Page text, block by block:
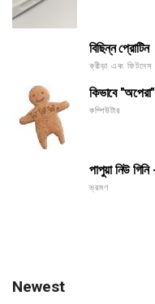
বিছিন্ন প্রোটিন
ক্রীড়া এবং ফিটনেস
কিভাবে
কম্পিউটার
পাপুয়া নিউ
ভ্রমণ
Newest